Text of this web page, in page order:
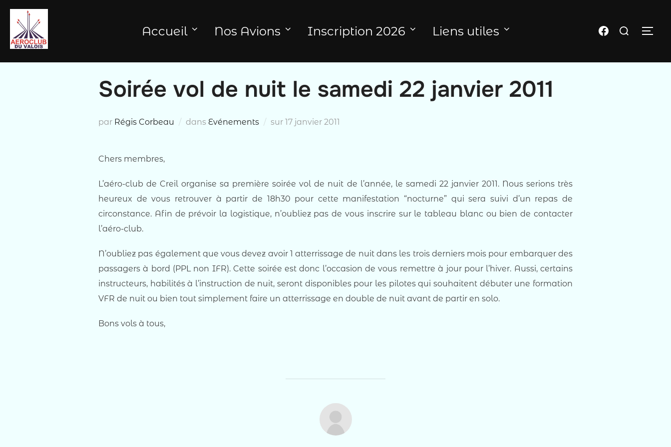
contenu
Accueil Nos Avions Inscription 2026 Liens utiles Page FB du clubRechercher :
Soirée vol de nuit le samedi 22 janvier 2011
par Régis Corbeau dans Evénements sur Publié
17 janvier 2011
Chers membres,
L’aéro-club de Creil organise sa première soirée vol de nuit de l’année, le samedi 22 janvier 2011. Nous serions très
heureux de vous retrouver à partir de 18h30 pour cette manifestation “nocturne” qui sera suivi d’un repas de
circonstance. Afin de prévoir la logistique, n’oubliez pas de vous inscrire sur le tableau blanc ou bien de contacter
l’aéro-club.
N’oubliez pas également que vous devez avoir 1 atterrissage de nuit dans les trois derniers mois pour embarquer des
passagers à bord (PPL non IFR). Cette soirée est donc l’occasion de vous remettre à jour pour l’hiver. Aussi, certains
instructeurs, habilités à l’instruction de nuit, seront disponibles pour les pilotes qui souhaitent débuter une formation
VFR de nuit ou bien tout simplement faire un atterrissage en double de nuit avant de partir en solo.
Bons vols à tous,
AUTEUR DE LA PUBLICATION